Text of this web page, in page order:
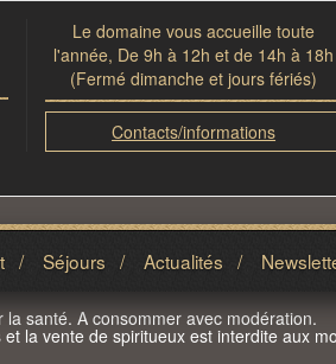
Le domaine vous accueille toute
l'année, De 9h à 12h et de 14h à 18h
(Fermé dimanche et jours fériés)
Contacts/informations
/ Séjours / Actualités /
la santé. A consommer avec modération.
la vente de spiritueux est interdite aux